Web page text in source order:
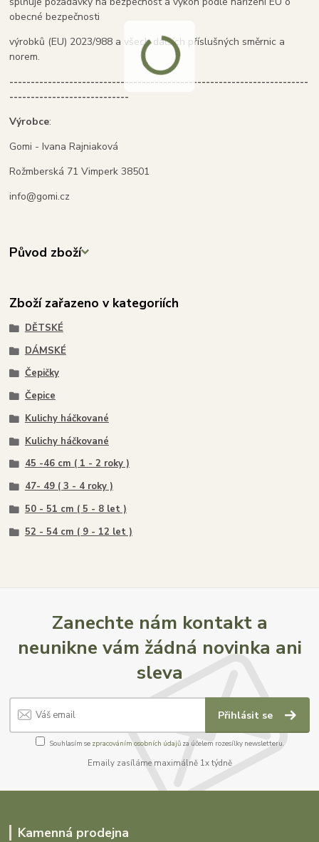
obecné bezpečnosti
výrobků (EU) 2023/988 a všech dalších příslušných směrnic a
norem.
----------------------------------------------------------------------
----------------------------
Výrobce:
Gomi - Ivana Rajniaková
Rožmberská 71 Vimperk 38501
info@gomi.cz
Původ zboží
Zboží zařazeno v kategoriích
DĚTSKÉ
DÁMSKÉ
Čepičky
Čepice
Kulichy háčkované
Kulichy háčkované
45 -46 cm ( 1 - 2 roky )
47- 49 ( 3 - 4 roky )
50 - 51 cm ( 5 - 8 let )
52 - 54 cm ( 9 - 12 let )
Zanechte nám kontakt a
neunikne vám žádná novinka ani
sleva
Přihlásit se
Souhlasím se zpracováním osobních údajůza účelem rozesílky newsletteru.
Emaily zasíláme maximálně 1x týdně
Kamenná prodejna